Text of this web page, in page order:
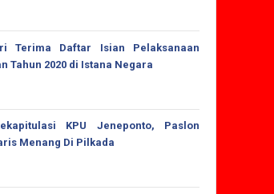
Terima Daftar Isian Pelaksanaan
Tahun 2020 di Istana Negara
KPU Jeneponto, Paslon
Menang Di Pilkada